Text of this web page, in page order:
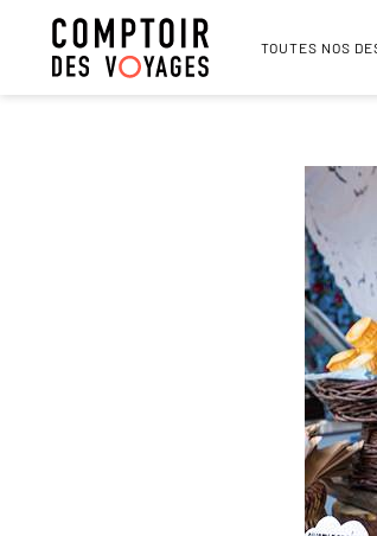
TOUTES NOS